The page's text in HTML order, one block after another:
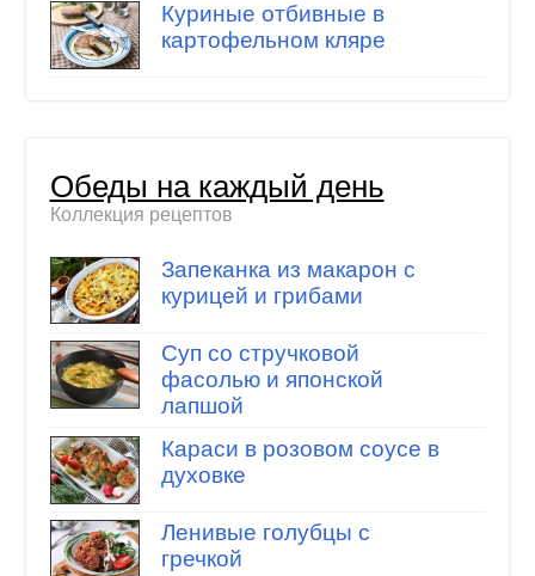
Куриные отбивные в
картофельном кляре
Обеды на каждый день
Коллекция рецептов
Запеканка из макарон с
курицей и грибами
Суп со стручковой
фасолью и японской
лапшой
Караси в розовом соусе в
духовке
Ленивые голубцы с
гречкой